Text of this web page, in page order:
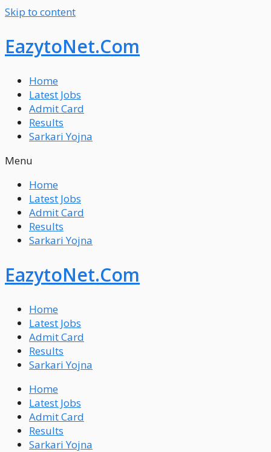
Skip to content
EazytoNet.Com
Home
Latest Jobs
Admit Card
Results
Sarkari Yojna
Menu
Home
Latest Jobs
Admit Card
Results
Sarkari Yojna
EazytoNet.Com
Home
Latest Jobs
Admit Card
Results
Sarkari Yojna
Home
Latest Jobs
Admit Card
Results
Sarkari Yojna